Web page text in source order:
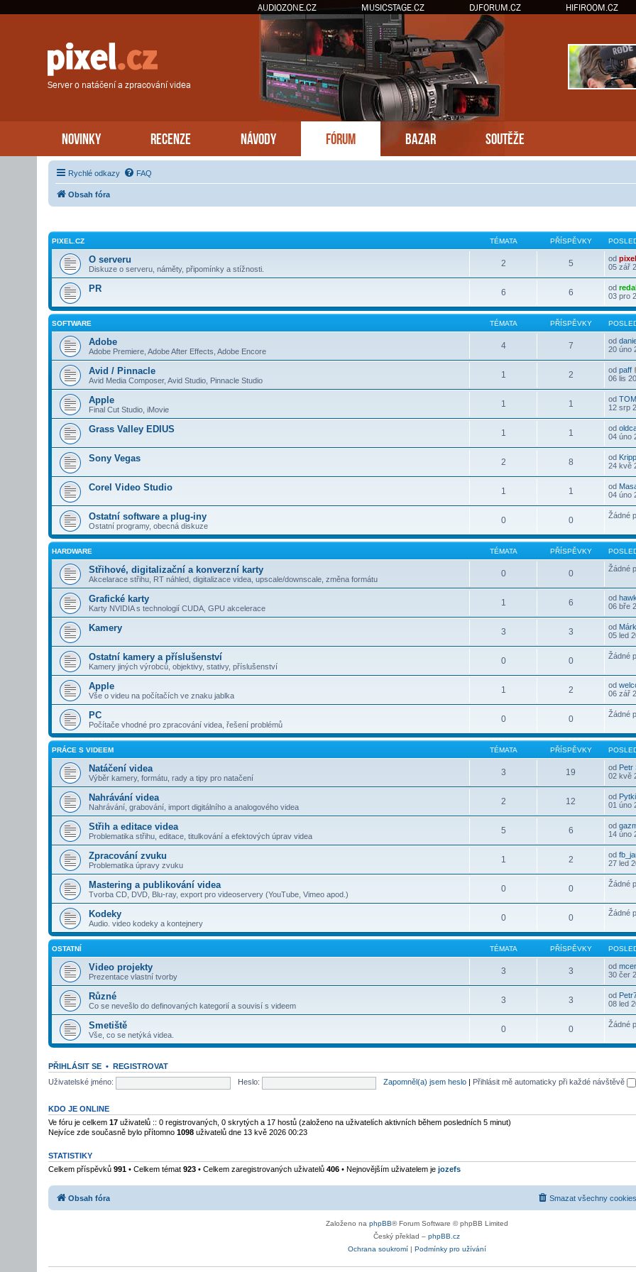
AUDIOZONE.CZ MUSICSTAGE.CZ DJFORUM.CZ HIFIROOM.CZ
Server o natáčení a zpracování videa
NOVINKY RECENZE NÁVODY FÓRUM BAZAR SOUTĚŽE
Rychlé odkazy FAQ
Obsah fóra
PIXEL.CZ TÉMATA PŘÍSPĚVKY
O serveru
Diskuze o serveru, náměty, připomínky a stížnosti.
2 5 od pixel
05 zář
PR 6 6 od
03 pro
SOFTWARE TÉMATA PŘÍSPĚVKY
Adobe
Adobe Premiere, Adobe After Effects, Adobe Encore
4 7 od
20 úno
Avid / Pinnacle
Avid Media Composer, Avid Studio, Pinnacle Studio
1 2 od paff
06 lis
Apple
Final Cut Studio, iMovie
1 1 od
12 srp
Grass Valley EDIUS 1 1 od
04 úno
Sony Vegas 2 8 od Kripp
24 kvě
Corel Video Studio 1 1 od
04 úno
Ostatní software a plug-iny
Ostatní programy, obecná diskuze
0 0 Žádné
HARDWARE TÉMATA PŘÍSPĚVKY
Střihové, digitalizační a konverzní karty
Akcelarace střihu, RT náhled, digitalizace videa, upscale/downscale, změna formátu
0 0 Žádné
Grafické karty
Karty NVIDIA s technologií CUDA, GPU akcelerace
1 6 od
06 bře
Kamery 3 3 od
05 led
Ostatní kamery a příslušenství
Kamery jiných výrobců, objektivy, stativy, příslušenství
0 0 Žádné
Apple
Vše o videu na počítačích ve znaku jablka
1 2 od
06 zář
PC
Počítače vhodné pro zpracování videa, řešení problémů
0 0 Žádné
PRÁCE S VIDEEM TÉMATA PŘÍSPĚVKY
Natáčení videa
Výběr kamery, formátu, rady a tipy pro natačení
3 19 od Petr
02 kvě
Nahrávání videa
Nahrávání, grabování, import digitálního a analogového videa
2 12 od
01 úno
Střih a editace videa
Problematika střihu, editace, titulkování a efektových úprav videa
5 6 od
14 úno
Zpracování zvuku
Problematika úpravy zvuku
1 2 od
27 led
Mastering a publikování videa
Tvorba CD, DVD, Blu-ray, export pro videoservery (YouTube, Vimeo apod.)
0 0 Žádné
Kodeky
Audio. video kodeky a kontejnery
0 0 Žádné
OSTATNÍ TÉMATA PŘÍSPĚVKY
Video projekty
Prezentace vlastní tvorby
3 3 od
30 čer
Různé
Co se nevešlo do definovaných kategorií a souvisí s videem
3 3 od
08 led
Smetiště
Vše, co se netýká videa.
0 0 Žádné
PŘIHLÁSIT SE • REGISTROVAT
Uživatelské jméno:
Heslo: Zapomněl(a) jsem heslo Přihlásit mě automaticky při každé návštěvě
KDO JE ONLINE
Ve fóru je celkem 17 uživatelů :: 0 registrovaných, 0 skrytých a 17 hostů (založeno na uživatelích aktivních během posledních 5 minut)
Nejvíce zde současně bylo přítomno 1098 uživatelů dne 13 kvě 2026 00:23
STATISTIKY
Celkem příspěvků 991 • Celkem témat 923 • Celkem zaregistrovaných uživatelů 406 • Nejnovějším uživatelem je jozefs
Obsah fóra Smazat všechny
Založeno na phpBB® Forum Software © phpBB Limited
Český překlad – phpBB.cz
Ochrana soukromí| Podmínky pro užívání